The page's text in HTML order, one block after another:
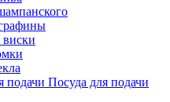
Посуда для подачи